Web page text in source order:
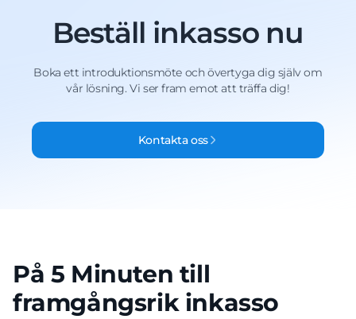
Beställ inkasso nu
Boka ett introduktionsmöte och övertyga dig själv om
vår lösning. Vi ser fram emot att träffa dig!
Kontakta oss
På 5 Minuten till
framgångsrik inkasso